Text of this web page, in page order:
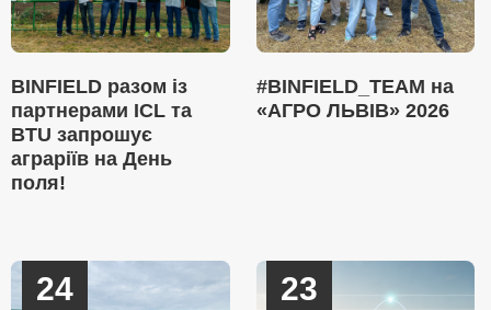
BINFIELD разом із
партнерами ICL та
BTU запрошує
аграріїв на День
поля!
#BINFIELD_TEAM на
«АГРО ЛЬВІВ» 2026
24 23